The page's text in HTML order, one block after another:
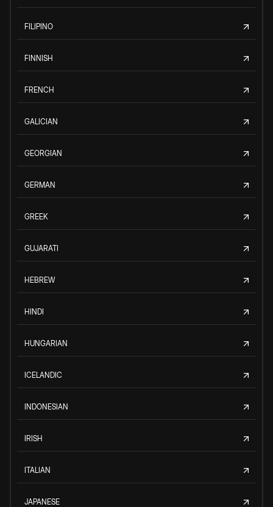
FILIPINO
FINNISH
FRENCH
GALICIAN
GEORGIAN
GERMAN
GREEK
GUJARATI
HEBREW
HINDI
HUNGARIAN
ICELANDIC
INDONESIAN
IRISH
ITALIAN
JAPANESE